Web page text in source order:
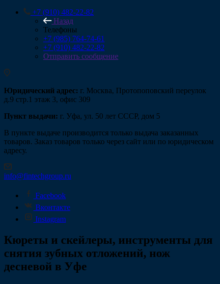
+7 (910) 482-22-82
Назад
Телефоны
+7 (985) 764-74-61
+7 (910) 482-22-82
Отправить сообщение
Юридический адрес: г. Москва, Протопоповский переулок
д.9 стр.1 этаж 3, офис 309
Пункт выдачи: г. Уфа, ул. 50 лет СССР, дом 5
В пункте выдаче производится только выдача заказанных
товаров. Заказ товаров только через сайт или по юридическом
адресу.
info@fintechgroup.ru
Facebook
Вконтакте
Instagram
Кюреты и скейлеры, инструменты для
снятия зубных отложений, нож
десневой в Уфе